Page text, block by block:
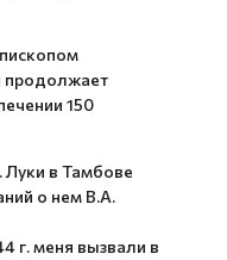
продолжает
150
Луки в Тамбове
о нем В.А.
г. меня вызвали в